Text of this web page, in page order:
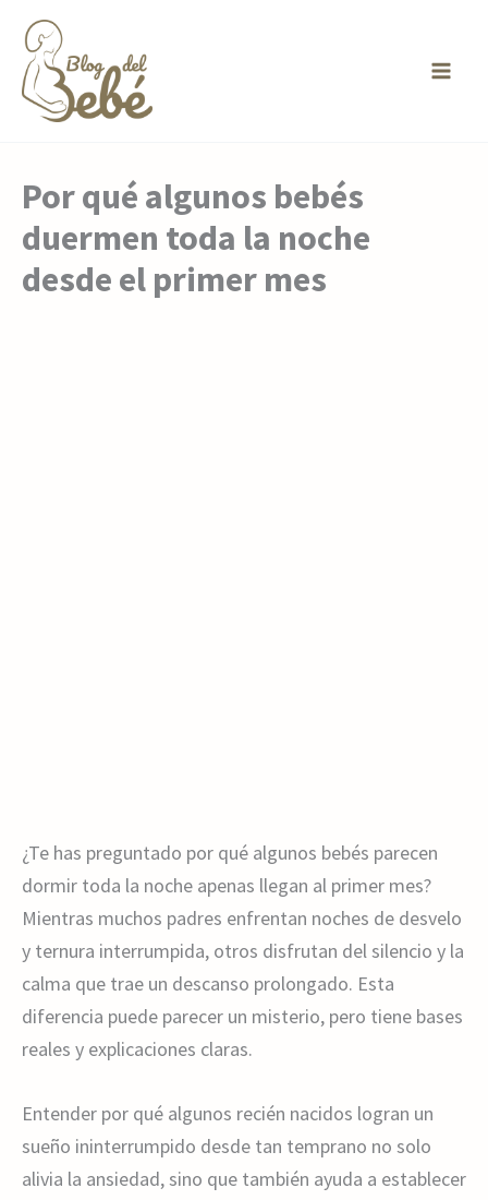
contenido
Por qué algunos bebés
duermen toda la noche
desde el primer mes
¿Te has preguntado por qué algunos bebés parecen
dormir toda la noche apenas llegan al primer mes?
Mientras muchos padres enfrentan noches de desvelo
y ternura interrumpida, otros disfrutan del silencio y la
calma que trae un descanso prolongado. Esta
diferencia puede parecer un misterio, pero tiene bases
reales y explicaciones claras.
Entender por qué algunos recién nacidos logran un
sueño ininterrumpido desde tan temprano no solo
alivia la ansiedad, sino que también ayuda a establecer